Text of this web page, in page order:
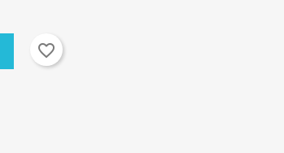
favorite_border